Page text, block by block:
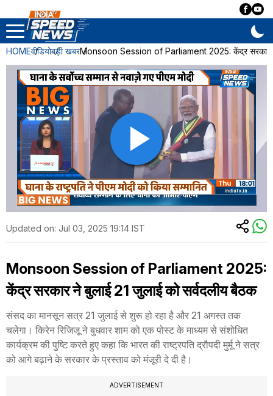
HOMEवीडियोबड़ी खबरMonsoon Session of Parliament 2025: केंद्र सरकार ने
Updated on: Jul 03, 2025 19:14 IST
Monsoon Session of Parliament 2025:
केंद्र सरकार ने बुलाई 21 जुलाई को सर्वदलीय बैठक
संसद का मानसून सत्र 21 जुलाई से शुरू हो रहा है और 21 अगस्त तक
चलेगा। किरेन रिजिजू ने बुधवार शाम को एक पोस्ट के माध्यम से संशोधित
कार्यक्रम की पुष्टि करते हुए कहा कि भारत की राष्ट्रपति द्रौपदी मुर्मू ने सत्र
को आगे बढ़ाने के सरकार के प्रस्ताव को मंजूरी दे दी है।
ADVERTISEMENT